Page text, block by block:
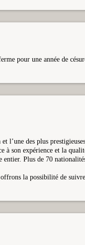
pour une année de
l’une des plus
à son expérience et la
entier. Plus de 70
la possibilité de